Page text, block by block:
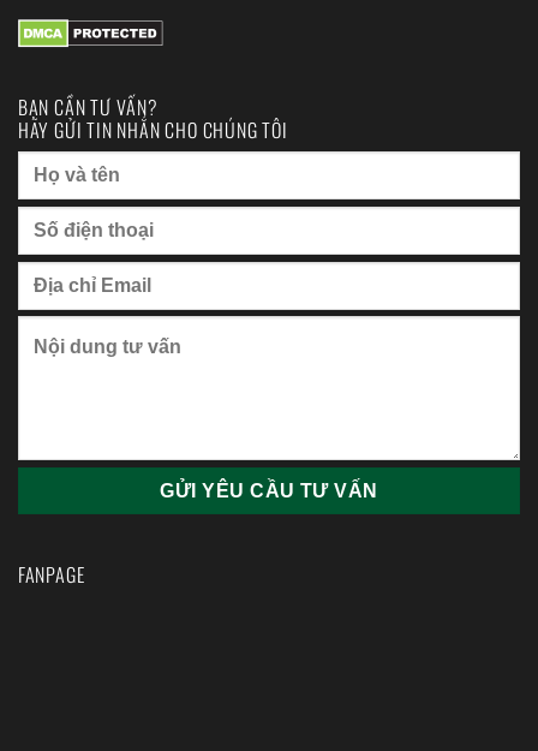
BẠN CẦN TƯ VẤN?
HÃY GỬI TIN NHẮN CHO CHÚNG TÔI
FANPAGE